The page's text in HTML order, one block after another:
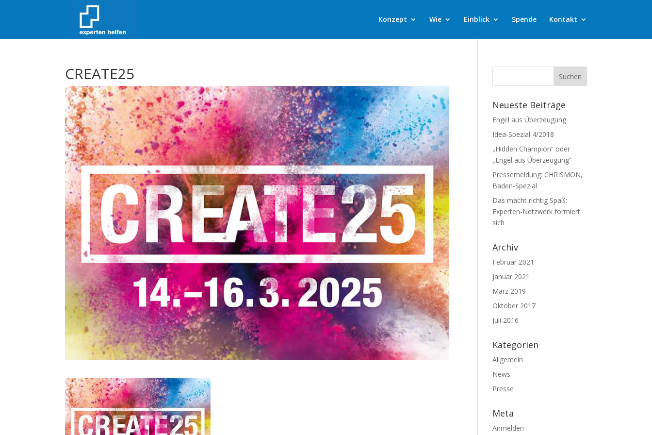
Konzept Wie Einblick Spende Kontakt
CREATE25
Neueste Beiträge
Engel aus Überzeugung
Idea-Spezial 4/2018
„Hidden Champion“ oder
„Engel aus Überzeugung“
Pressemeldung: CHRISMON,
Baden-Spezial
Das macht richtig Spaß:
Experten-Netzwerk formiert
sich
Archiv
Februar 2021
Januar 2021
März 2019
Oktober 2017
Juli 2016
Kategorien
Allgemein
News
Presse
Meta
Anmelden